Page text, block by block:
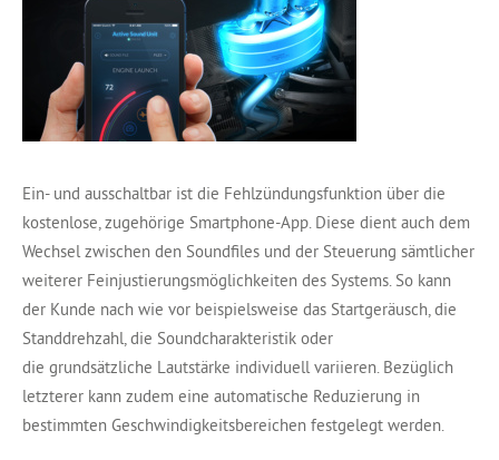
Ein- und ausschaltbar ist die Fehlzündungsfunktion über die
kostenlose, zugehörige Smartphone-App. Diese dient auch dem
Wechsel zwischen den Soundfiles und der Steuerung sämtlicher
weiterer Feinjustierungsmöglichkeiten des Systems. So kann
der Kunde nach wie vor beispielsweise das Startgeräusch, die
Standdrehzahl, die Soundcharakteristik oder
die grundsätzliche Lautstärke individuell variieren. Bezüglich
letzterer kann zudem eine automatische Reduzierung in
bestimmten Geschwindigkeitsbereichen festgelegt werden.